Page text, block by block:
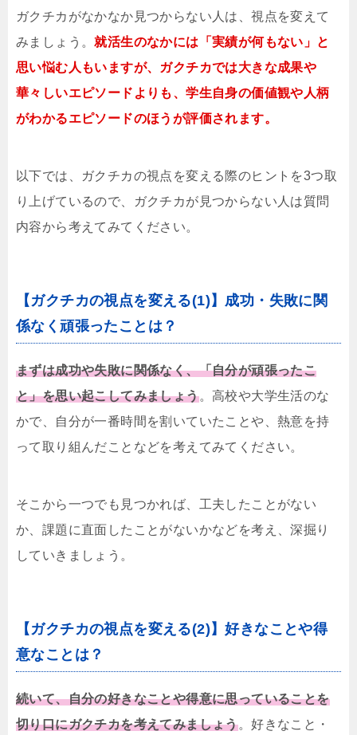
ガクチカがなかなか見つからない人は、視点を変えて
みましょう。就活生のなかには「実績が何もない」と
思い悩む人もいますが、ガクチカでは大きな成果や
華々しいエピソードよりも、学生自身の価値観や人柄
がわかるエピソードのほうが評価されます。
以下では、ガクチカの視点を変える際のヒントを3つ取
り上げているので、ガクチカが見つからない人は質問
内容から考えてみてください。
【ガクチカの視点を変える(1)】成功・失敗に関
係なく頑張ったことは？
まずは成功や失敗に関係なく、「自分が頑張ったこ
と」を思い起こしてみましょう。高校や大学生活のな
かで、自分が一番時間を割いていたことや、熱意を持
って取り組んだことなどを考えてみてください。
そこから一つでも見つかれば、工夫したことがない
か、課題に直面したことがないかなどを考え、深掘り
していきましょう。
【ガクチカの視点を変える(2)】好きなことや得
意なことは？
続いて、自分の好きなことや得意に思っていることを
切り口にガクチカを考えてみましょう。好きなこと・